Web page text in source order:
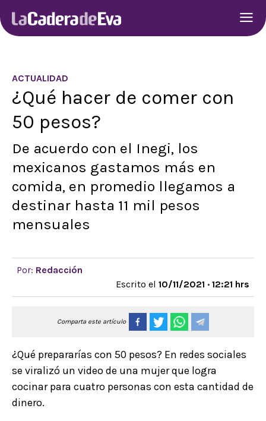
ACTUALIDAD
¿Qué hacer de comer con
50 pesos?
De acuerdo con el Inegi, los
mexicanos gastamos más en
comida, en promedio llegamos a
destinar hasta 11 mil pesos
mensuales
Por: Redacción
Escrito el 10/11/2021 · 12:21 hrs
Comparta este artículo
¿Qué prepararías con 50 pesos? En redes sociales
se viralizó un video de una mujer que logra
cocinar para cuatro personas con esta cantidad de
dinero.